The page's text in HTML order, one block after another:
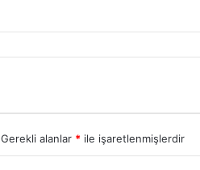
Gerekli alanlar * ile işaretlenmişlerdir